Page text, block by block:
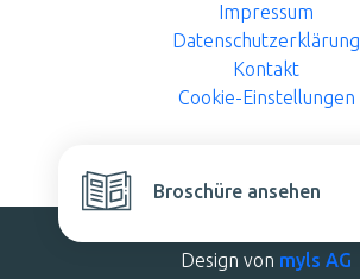
Broschüre ansehen
Impressum
Datenschutzerklärung
Kontakt
Cookie-Einstellungen
Design von myls AG